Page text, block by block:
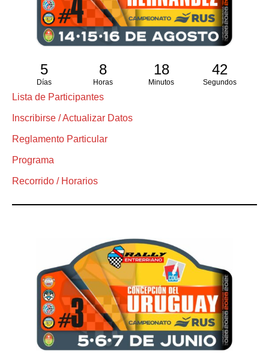
5
Días
8
Horas
18
Minutos
41
Segundos
Lista de Participantes
Inscribirse / Actualizar Datos
Reglamento Particular
Programa
Recorrido / Horarios